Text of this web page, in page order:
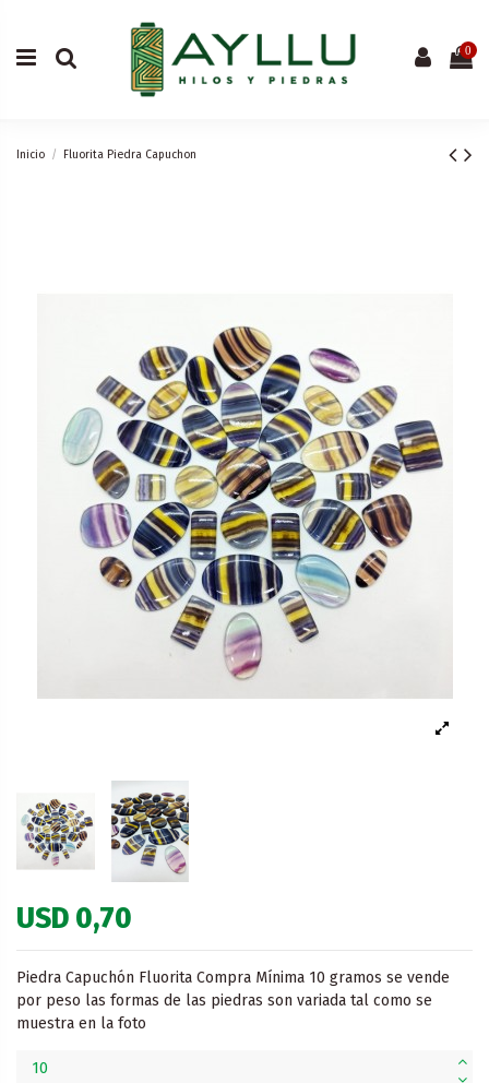
0
Inicio Fluorita Piedra Capuchon
USD 0,70
Piedra Capuchón Fluorita Compra Mínima 10 gramos se vende
por peso las formas de las piedras son variada tal como se
muestra en la foto